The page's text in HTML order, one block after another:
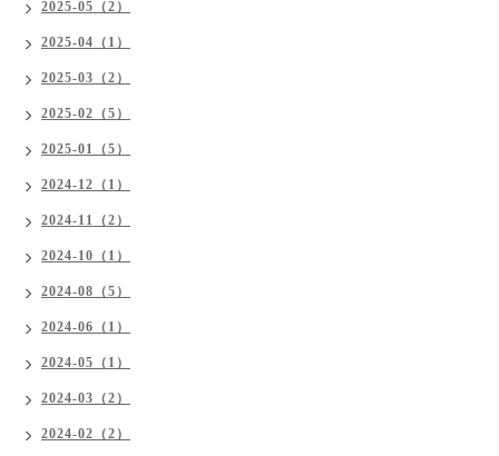
2025-05（2）
2025-04（1）
2025-03（2）
2025-02（5）
2025-01（5）
2024-12（1）
2024-11（2）
2024-10（1）
2024-08（5）
2024-06（1）
2024-05（1）
2024-03（2）
2024-02（2）